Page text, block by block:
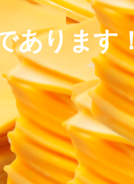
あります